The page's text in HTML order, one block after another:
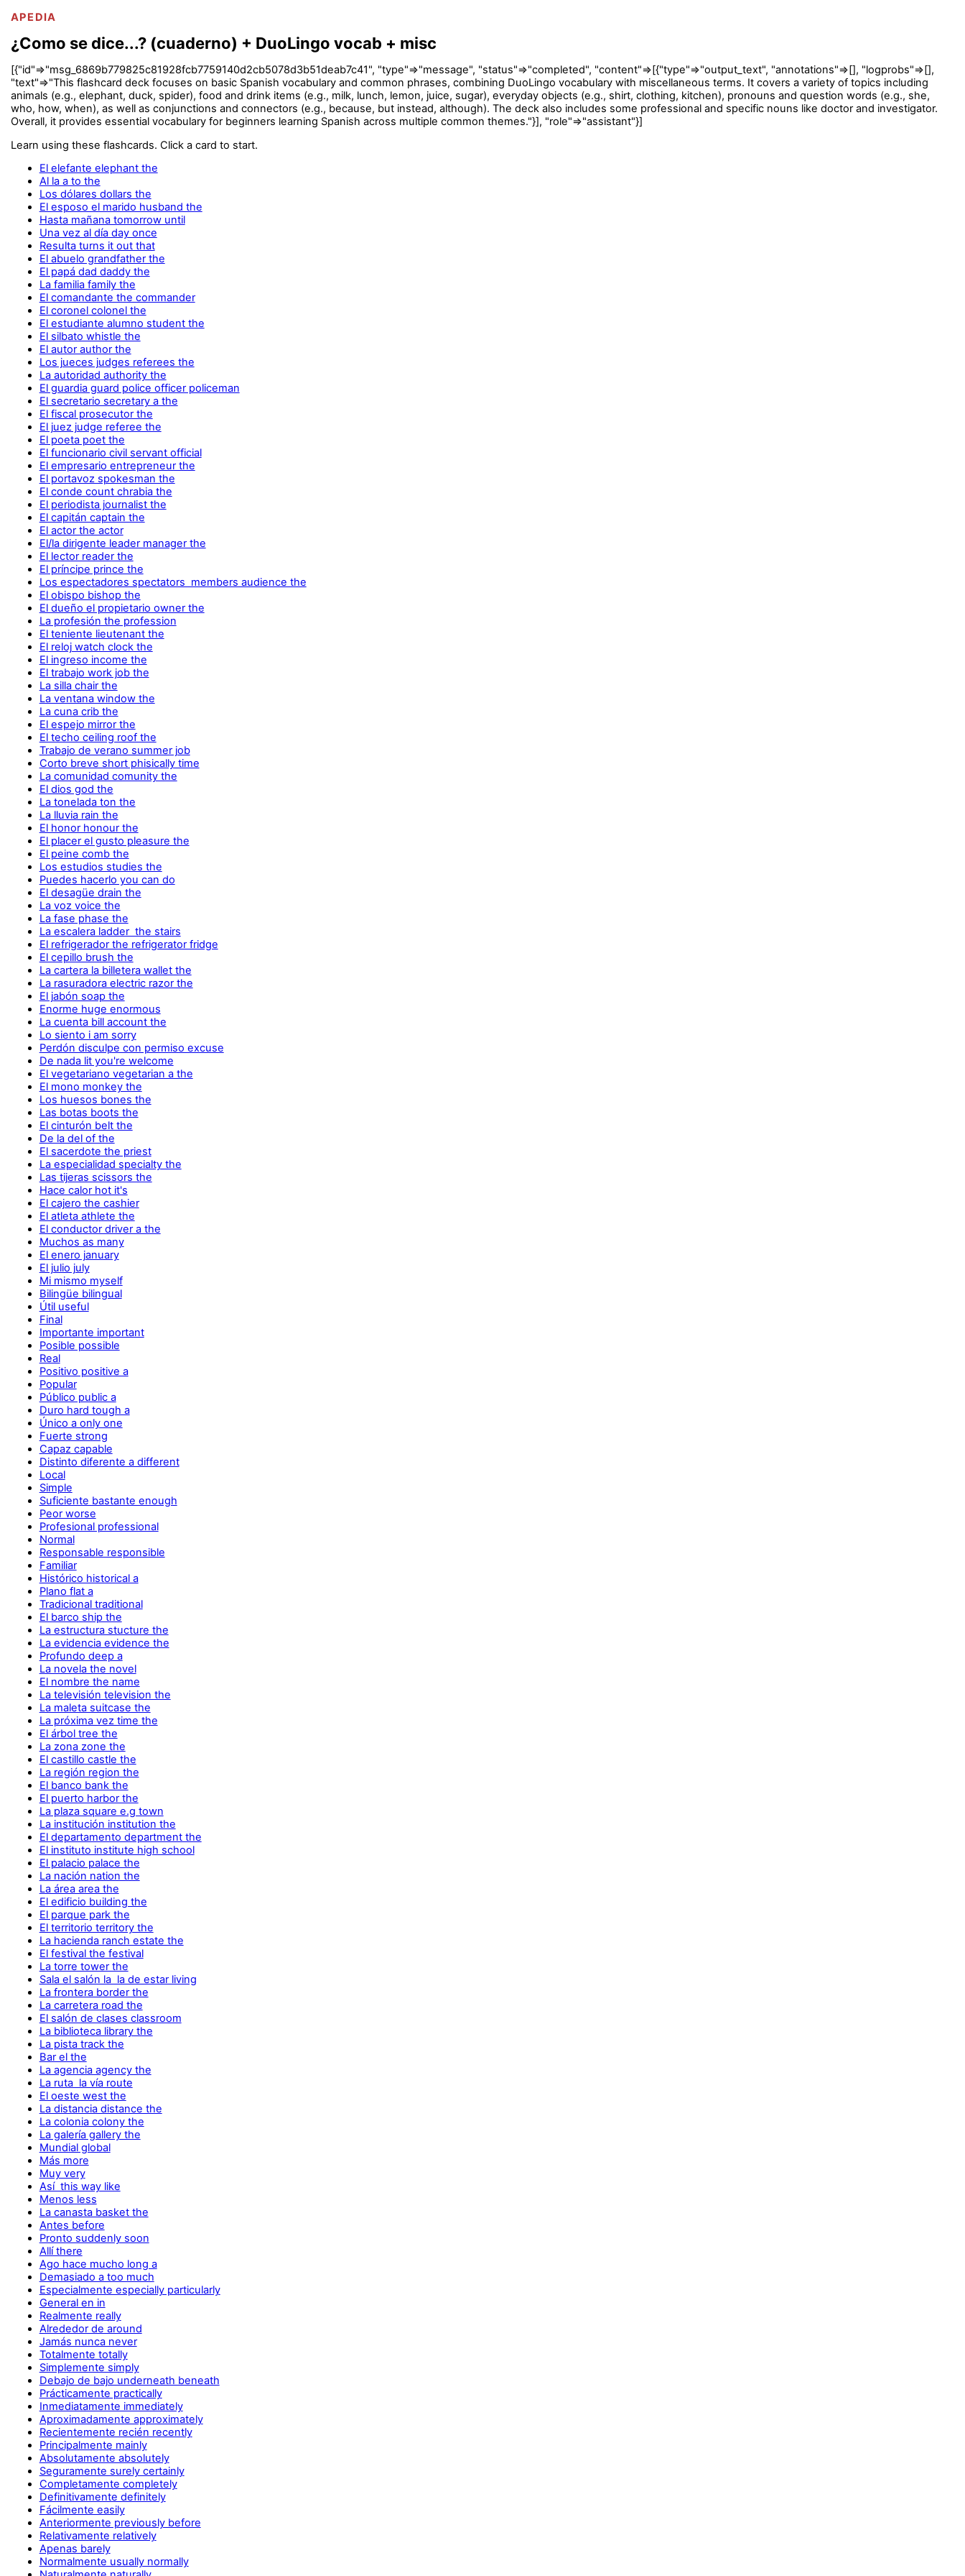
APEDIA
¿Como se dice...? (cuaderno) + DuoLingo vocab + misc
[{"id"=>"msg_6869b779825c81928fcb7759140d2cb5078d3b51deab7c41", "type"=>"message", "status"=>"completed", "content"=>[{"type"=>"output_text", "annotations"=>[], "logprobs"=>[],
"text"=>"This flashcard deck focuses on basic Spanish vocabulary and common phrases, combining DuoLingo vocabulary with miscellaneous terms. It covers a variety of topics including
animals (e.g., elephant, duck, spider), food and drink items (e.g., milk, lunch, lemon, juice, sugar), everyday objects (e.g., shirt, clothing, kitchen), pronouns and question words (e.g., she,
who, how, when), as well as conjunctions and connectors (e.g., because, but instead, although). The deck also includes some professional and specific nouns like doctor and investigator.
Overall, it provides essential vocabulary for beginners learning Spanish across multiple common themes."}], "role"=>"assistant"}]
Learn using these flashcards. Click a card to start.
El elefante elephant the
Al la a to the
Los dólares dollars the
El esposo el marido husband the
Hasta mañana tomorrow until
Una vez al día day once
Resulta turns it out that
El abuelo grandfather the
El papá dad daddy the
La familia family the
El comandante the commander
El coronel colonel the
El estudiante alumno student the
El silbato whistle the
El autor author the
Los jueces judges referees the
La autoridad authority the
El guardia guard police officer policeman
El secretario secretary a the
El fiscal prosecutor the
El juez judge referee the
El poeta poet the
El funcionario civil servant official
El empresario entrepreneur the
El portavoz spokesman the
El conde count chrabia the
El periodista journalist the
El capitán captain the
El actor the actor
El/la dirigente leader manager the
El lector reader the
El príncipe prince the
Los espectadores spectators members audience the
El obispo bishop the
El dueño el propietario owner the
La profesión the profession
El teniente lieutenant the
El reloj watch clock the
El ingreso income the
El trabajo work job the
La silla chair the
La ventana window the
La cuna crib the
El espejo mirror the
El techo ceiling roof the
Trabajo de verano summer job
Corto breve short phisically time
La comunidad comunity the
El dios god the
La tonelada ton the
La lluvia rain the
El honor honour the
El placer el gusto pleasure the
El peine comb the
Los estudios studies the
Puedes hacerlo you can do
El desagüe drain the
La voz voice the
La fase phase the
La escalera ladder the stairs
El refrigerador the refrigerator fridge
El cepillo brush the
La cartera la billetera wallet the
La rasuradora electric razor the
El jabón soap the
Enorme huge enormous
La cuenta bill account the
Lo siento i am sorry
Perdón disculpe con permiso excuse
De nada lit you're welcome
El vegetariano vegetarian a the
El mono monkey the
Los huesos bones the
Las botas boots the
El cinturón belt the
De la del of the
El sacerdote the priest
La especialidad specialty the
Las tijeras scissors the
Hace calor hot it's
El cajero the cashier
El atleta athlete the
El conductor driver a the
Muchos as many
El enero january
El julio july
Mi mismo myself
Bilingüe bilingual
Útil useful
Final
Importante important
Posible possible
Real
Positivo positive a
Popular
Público public a
Duro hard tough a
Único a only one
Fuerte strong
Capaz capable
Distinto diferente a different
Local
Simple
Suficiente bastante enough
Peor worse
Profesional professional
Normal
Responsable responsible
Familiar
Histórico historical a
Plano flat a
Tradicional traditional
El barco ship the
La estructura stucture the
La evidencia evidence the
Profundo deep a
La novela the novel
El nombre the name
La televisión television the
La maleta suitcase the
La próxima vez time the
El árbol tree the
La zona zone the
El castillo castle the
La región region the
El banco bank the
El puerto harbor the
La plaza square e.g town
La institución institution the
El departamento department the
El instituto institute high school
El palacio palace the
La nación nation the
La área area the
El edificio building the
El parque park the
El territorio territory the
La hacienda ranch estate the
El festival the festival
La torre tower the
Sala el salón la la de estar living
La frontera border the
La carretera road the
El salón de clases classroom
La biblioteca library the
La pista track the
Bar el the
La agencia agency the
La ruta la vía route
El oeste west the
La distancia distance the
La colonia colony the
La galería gallery the
Mundial global
Más more
Muy very
Así this way like
Menos less
La canasta basket the
Antes before
Pronto suddenly soon
Allí there
Ago hace mucho long a
Demasiado a too much
Especialmente especially particularly
General en in
Realmente really
Alrededor de around
Jamás nunca never
Totalmente totally
Simplemente simply
Debajo de bajo underneath beneath
Prácticamente practically
Inmediatamente immediately
Aproximadamente approximately
Recientemente recién recently
Principalmente mainly
Absolutamente absolutely
Seguramente surely certainly
Completamente completely
Definitivamente definitely
Fácilmente easily
Anteriormente previously before
Relativamente relatively
Apenas barely
Normalmente usually normally